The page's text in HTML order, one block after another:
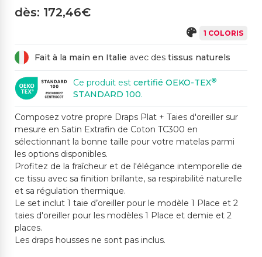
dès: 172,46€
1 COLORIS
Fait à la main en Italie avec des tissus naturels
Ce produit est certifié OEKO-TEX®
STANDARD 100.
Composez votre propre Draps Plat + Taies d'oreiller sur
mesure en Satin Extrafin de Coton TC300 en
sélectionnant la bonne taille pour votre matelas parmi
les options disponibles.
Profitez de la fraîcheur et de l'élégance intemporelle de
ce tissu avec sa finition brillante, sa respirabilité naturelle
et sa régulation thermique.
Le set inclut 1 taie d’oreiller pour le modèle 1 Place et 2
taies d'oreiller pour les modèles 1 Place et demie et 2
places.
Les draps housses ne sont pas inclus.